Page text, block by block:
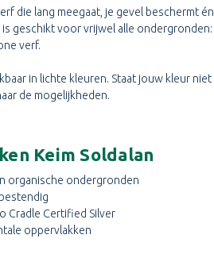
die lang meegaat, je gevel beschermt
geschikt voor vrijwel alle
verf.
in lichte kleuren. Staat jouw kleur
de mogelijkheden.
Keim Soldalan
organische ondergronden
Cradle Certified Silver
oppervlakken